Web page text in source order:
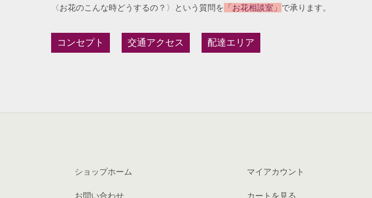
〈お花のこんな時どうするの？〉という質問を 「お花相談室」 で承ります。
コンセプト 交通アクセス 配達エリア
ショップホーム
お問い合わせ
マイアカウント
カートを見る